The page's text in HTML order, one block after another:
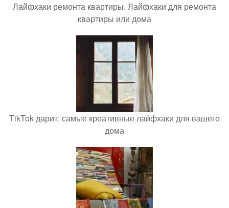
Лайфхаки ремонта квартиры. Лайфхаки для ремонта
квартиры или дома
TikTok дарит: самые креативные лайфхаки для вашего
дома